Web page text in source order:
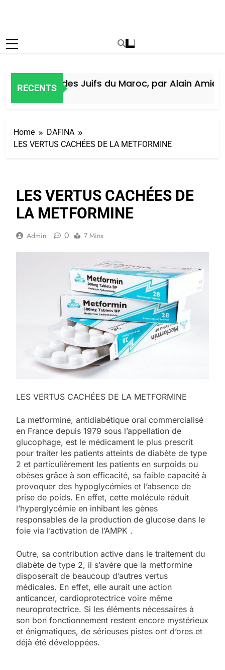
RECENTS
Histoire des Juifs du Maroc, par Alain Amiel
Home
DAFINA
LES VERTUS CACHÉES DE LA METFORMINE
LES VERTUS CACHÉES DE
LA METFORMINE
Admin 0 7 Mins
LES VERTUS CACHÉES DE LA METFORMINE
La metformine, antidiabétique oral commercialisé
en France depuis 1979 sous l’appellation de
glucophage, est le médicament le plus prescrit
pour traiter les patients atteints de diabète de type
2 et particulièrement les patients en surpoids ou
obèses grâce à son efficacité, sa faible capacité à
provoquer des hypoglycémies et l’absence de
prise de poids. En effet, cette molécule réduit
l’hyperglycémie en inhibant les gènes
responsables de la production de glucose dans le
foie via l’activation de l’AMPK .
Outre, sa contribution active dans le traitement du
diabète de type 2, il s’avère que la metformine
disposerait de beaucoup d’autres vertus
médicales. En effet, elle aurait une action
anticancer, cardioprotectrice voire même
neuroprotectrice. Si les éléments nécessaires à
son bon fonctionnement restent encore mystérieux
et énigmatiques, de sérieuses pistes ont d’ores et
déjà été développées.